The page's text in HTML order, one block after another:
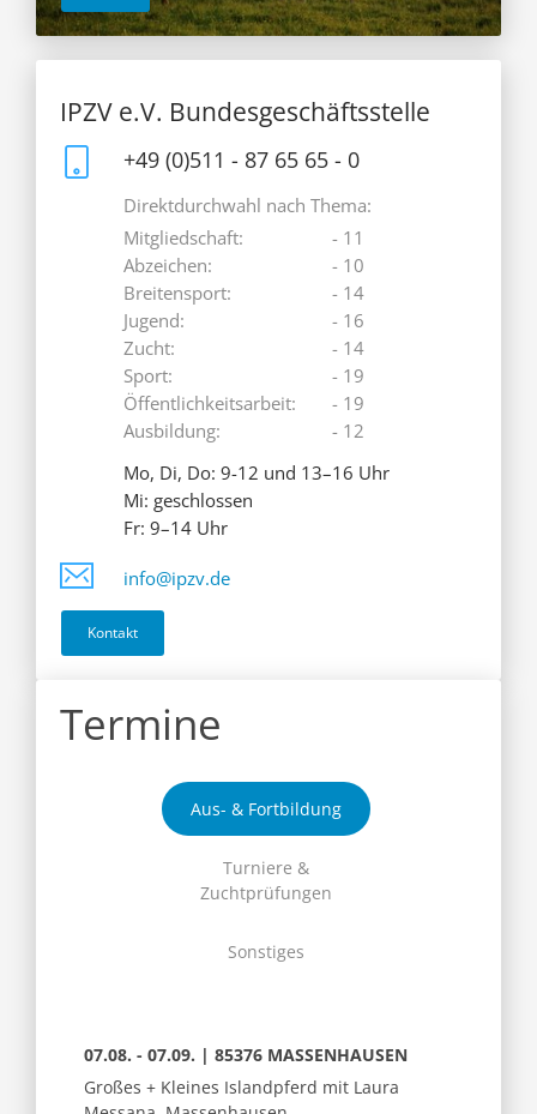
IPZV e.V. Bundesgeschäftsstelle
+49 (0)511 - 87 65 65 - 0
Direktdurchwahl nach Thema:
Mitgliedschaft:
Abzeichen:
Breitensport:
Jugend:
Zucht:
Sport:
Öffentlichkeitsarbeit:
Ausbildung:
- 11
- 10
- 14
- 16
- 14
- 19
- 19
- 12
Mo, Di, Do: 9-12 und 13–16 Uhr
Mi: geschlossen
Fr: 9–14 Uhr
info@ipzv.de
Kontakt
Termine
Aus- & Fortbildung
Turniere &
Zuchtprüfungen
Sonstiges
07.08. - 07.09. | 85376 MASSENHAUSEN
Großes + Kleines Islandpferd mit Laura